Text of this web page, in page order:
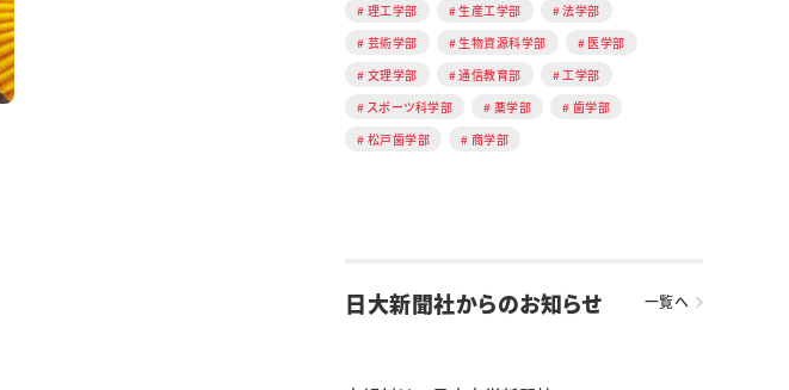
理工学部
生産工学部
法学部
芸術学部
生物資源科学部
医学部
文理学部
通信教育部
工学部
スポーツ科学部
薬学部
歯学部
松戸歯学部
商学部
日大新聞社からのお知らせ 一覧へ